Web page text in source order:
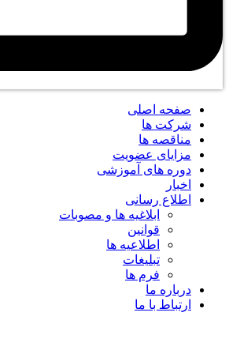
صفحه اصلی
شرکت ها
مناقصه ها
مزایای عضویت
دوره های آموزشی
اخبار
اطلاع رسانی
ابلاغیه ها و مصوبات
قوانین
اطلاعیه ها
تبلیغات
فرم ها
درباره ما
ارتباط با ما